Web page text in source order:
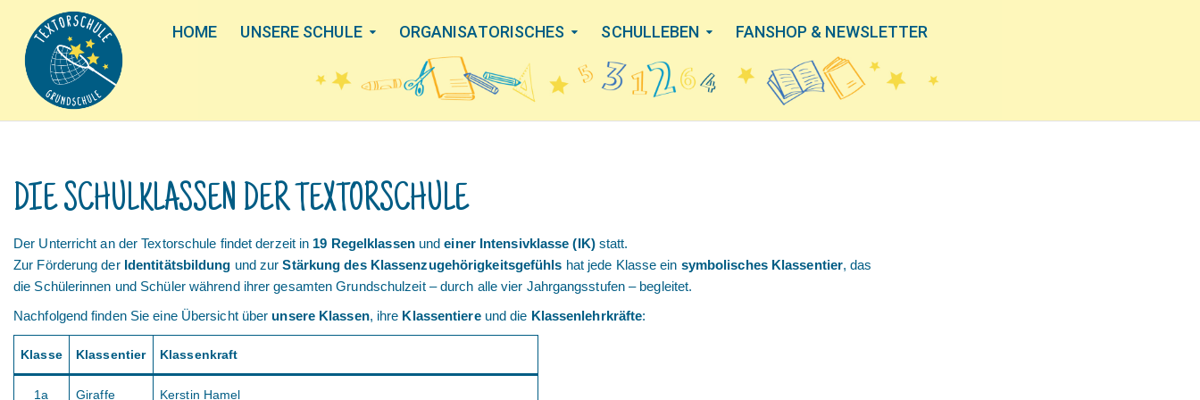
HOME UNSERE SCHULE ORGANISATORISCHES SCHULLEBEN FANSHOP & NEWSLETTER
DIE SCHULKLASSEN DER TEXTORSCHULE
Der Unterricht an der Textorschule findet derzeit in 19 Regelklassenundeiner Intensivklasse (IK)statt.
Zur Förderung der Identitätsbildung und zurStärkung des Klassenzugehörigkeitsgefühls hat jede Klasse ein symbolisches Klassentier, das
die Schülerinnen und Schüler während ihrer gesamten Grundschulzeit – durch alle vier Jahrgangsstufen – begleitet.
Nachfolgend finden Sie eine Übersicht über unsere Klassen, ihre Klassentiereund die Klassenlehrkräfte:
Klasse Klassentier Klassenkraft
1a Giraffe Kerstin Hamel